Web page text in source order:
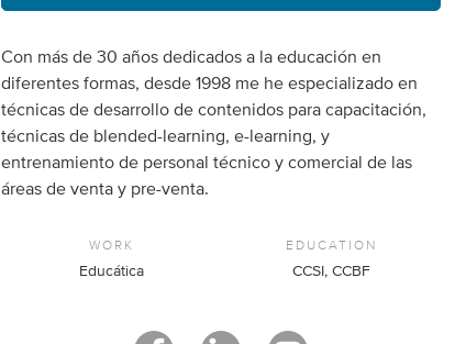
Con más de 30 años dedicados a la educación en
diferentes formas, desde 1998 me he especializado en
técnicas de desarrollo de contenidos para capacitación,
técnicas de blended-learning, e-learning, y
entrenamiento de personal técnico y comercial de las
áreas de venta y pre-venta.
WORK
Educática
EDUCATION
CCSI, CCBF